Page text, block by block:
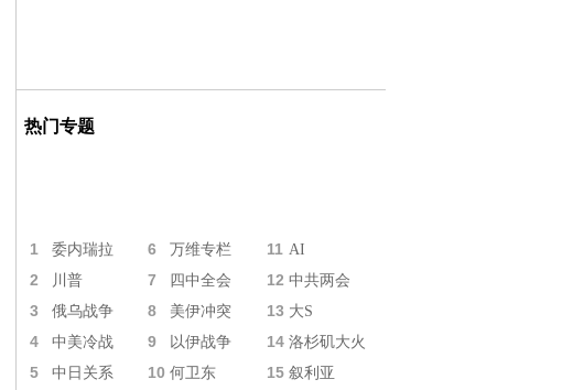
热门专题
1 委内瑞拉 6 万维专栏 11 AI
2 川普 7 四中全会 12 中共两会
3 俄乌战争 8 美伊冲突 13 大S
4 中美冷战 9 以伊战争 14 洛杉矶大火
5 中日关系 10 何卫东 15 叙利亚